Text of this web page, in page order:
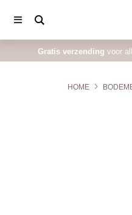
Gratis verzending voor
HOME